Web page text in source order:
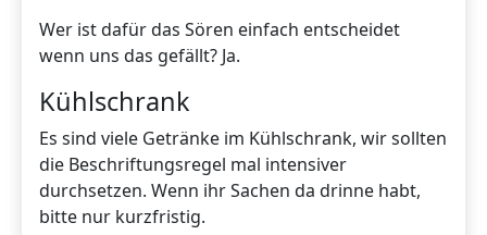
Wer ist dafür das Sören einfach entscheidet
wenn uns das gefällt? Ja.
Kühlschrank
Es sind viele Getränke im Kühlschrank, wir sollten
die Beschriftungsregel mal intensiver
durchsetzen. Wenn ihr Sachen da drinne habt,
bitte nur kurzfristig.